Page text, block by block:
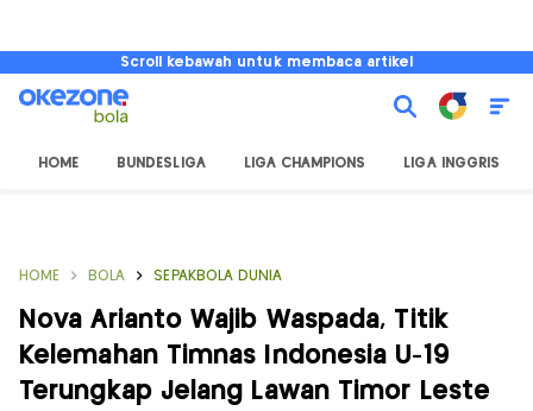
Scroll kebawah untuk membaca artikel
HOME BUNDESLIGA LIGA CHAMPIONS LIGA INGGRIS
HOME BOLA SEPAKBOLA DUNIA
Nova Arianto Wajib Waspada, Titik
Kelemahan Timnas Indonesia U-19
Terungkap Jelang Lawan Timor Leste